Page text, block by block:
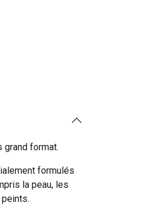
grand format.
formulés
la peau, les